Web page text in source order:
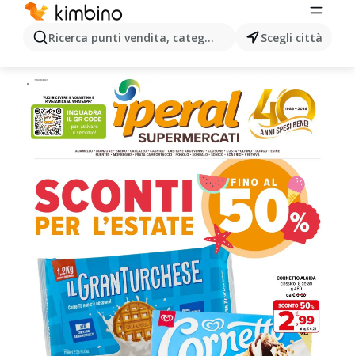
Ricerca punti vendita, categorie, prodotti...Scegli città